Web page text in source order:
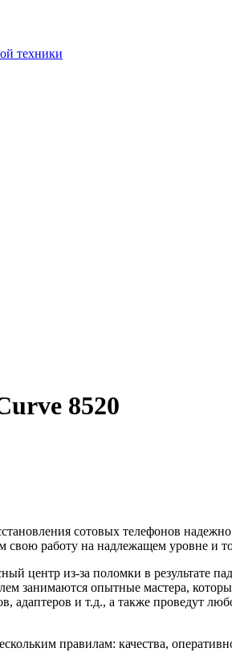
8520
сотовых телефонов
работу на надлежащем уровне и
центр из-за поломки в результате
занимаются опытные мастера,
адаптеров и т.д., а также проведут
правилам: качества,